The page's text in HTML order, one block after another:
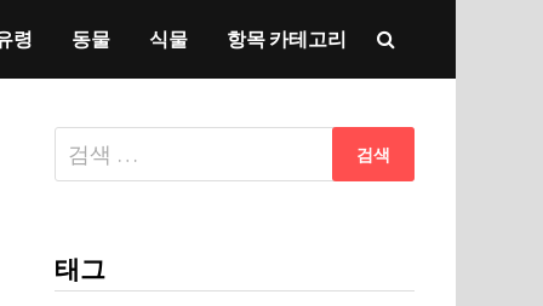
령 동물 식물 항목 카테고리
다
음
태그